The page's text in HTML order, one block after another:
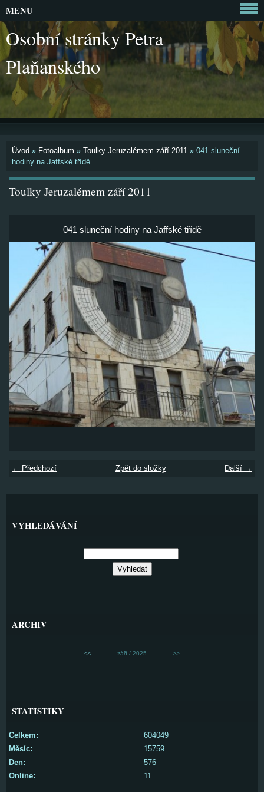
Osobní stránky Petra
Plaňanského
Úvod » Fotoalbum » Toulky Jeruzalémem září 2011 » 041 sluneční
hodiny na Jaffské třídě
Toulky Jeruzalémem září 2011
041 sluneční hodiny na Jaffské třídě
← Předchozí Další →
Zpět do složky
MENU
VYHLEDÁVÁNÍ
ARCHIV
<< září / 2025 >>
STATISTIKY
Online: 11
Celkem:
604049
Měsíc:
15759
Den:
576